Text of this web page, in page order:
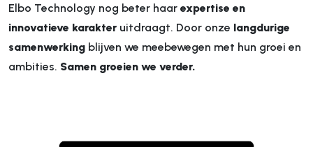
Elbo Technology nog beter haar expertise en
innovatieve karakter uitdraagt. Door onze langdurige
samenwerking blijven we meebewegen met hun groei en
ambities. Samen groeien we verder.